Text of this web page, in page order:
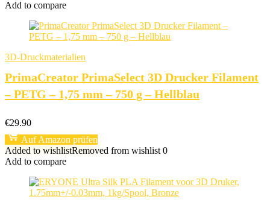
Add to compare
3D-Druckmaterialien
PrimaCreator PrimaSelect 3D Drucker Filament
– PETG – 1,75 mm – 750 g – Hellblau
€29.90
Auf Amazon prüfen
Added to wishlistRemoved from wishlist 0
Add to compare